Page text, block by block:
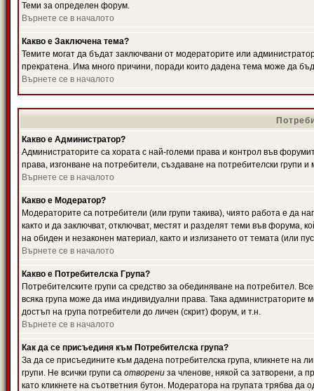
Теми за определен форум.
Върнете се в началото
Какво е Заключена тема?
Темите могат да бъдат заключвани от модераторите или
прекратена. Има много причини, поради които дадена тема може да
Върнете се в началото
Какво е Администратор?
Администраторите са хората с най-големи права и контрол във
права, изгонване на потребители, създаване на потребителски групи
Върнете се в началото
Какво е Модератор?
Модераторите са потребители (или групи такива), чиято работа е да
както и да заключват, отключват, местят и разделят теми във форума,
на обиден и незаконен материал, както и излизането от темата (или
Върнете се в началото
Какво е Потребителска Група?
Потребителските групи са средство за обединяване на потребител.
всяка група може да има индивидуални права. Така
достъп на група потребители до личен (скрит) форум, и т.н.
Върнете се в началото
Как да се присъединя към Потребителска група?
За да се присъедините към дадена потребителска група, кликнете на
групи. Не всички групи са отворени за членове, някой са затворени, а
като кликнете на съответния бутон. Модератора на групата трябва